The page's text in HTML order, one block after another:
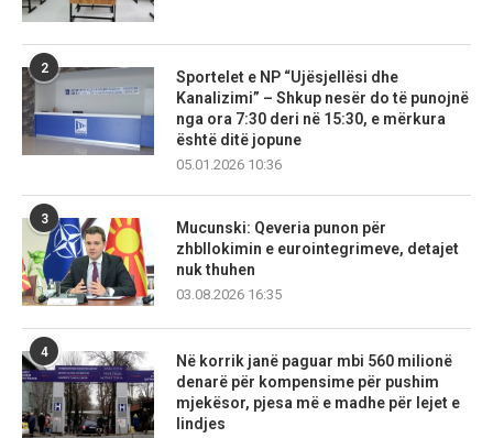
2
Sportelet e NP “Ujësjellësi dhe
Kanalizimi” – Shkup nesër do të punojnë
nga ora 7:30 deri në 15:30, e mërkura
është ditë jopune
05.01.2026 10:36
3
Mucunski: Qeveria punon për
zhbllokimin e eurointegrimeve, detajet
nuk thuhen
03.08.2026 16:35
4
Në korrik janë paguar mbi 560 milionë
denarë për kompensime për pushim
mjekësor, pjesa më e madhe për lejet e
lindjes